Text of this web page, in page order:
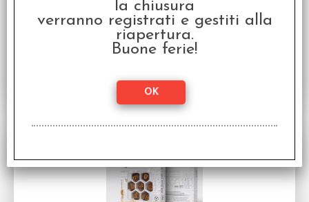
Disponibilità: DISPONIBILE
Prezzo:€ 22,00 € 17,60
SCONTO 20%
la chiusura
verranno registrati e gestiti alla
riapertura.
Buone ferie!